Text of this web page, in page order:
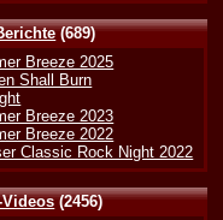
(689)
Breeze 2025
Shall Burn
Breeze 2023
Breeze 2022
Classic Rock Night 2022
Videos(2456)